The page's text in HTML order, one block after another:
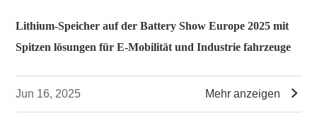
Lithium-Speicher auf der Battery Show Europe 2025 mit
Spitzen lösungen für E-Mobilität und Industrie fahrzeuge
Jun 16, 2025 Mehr anzeigen 